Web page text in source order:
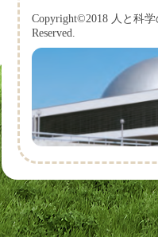
Copyright©2018 人と科
Reserved.